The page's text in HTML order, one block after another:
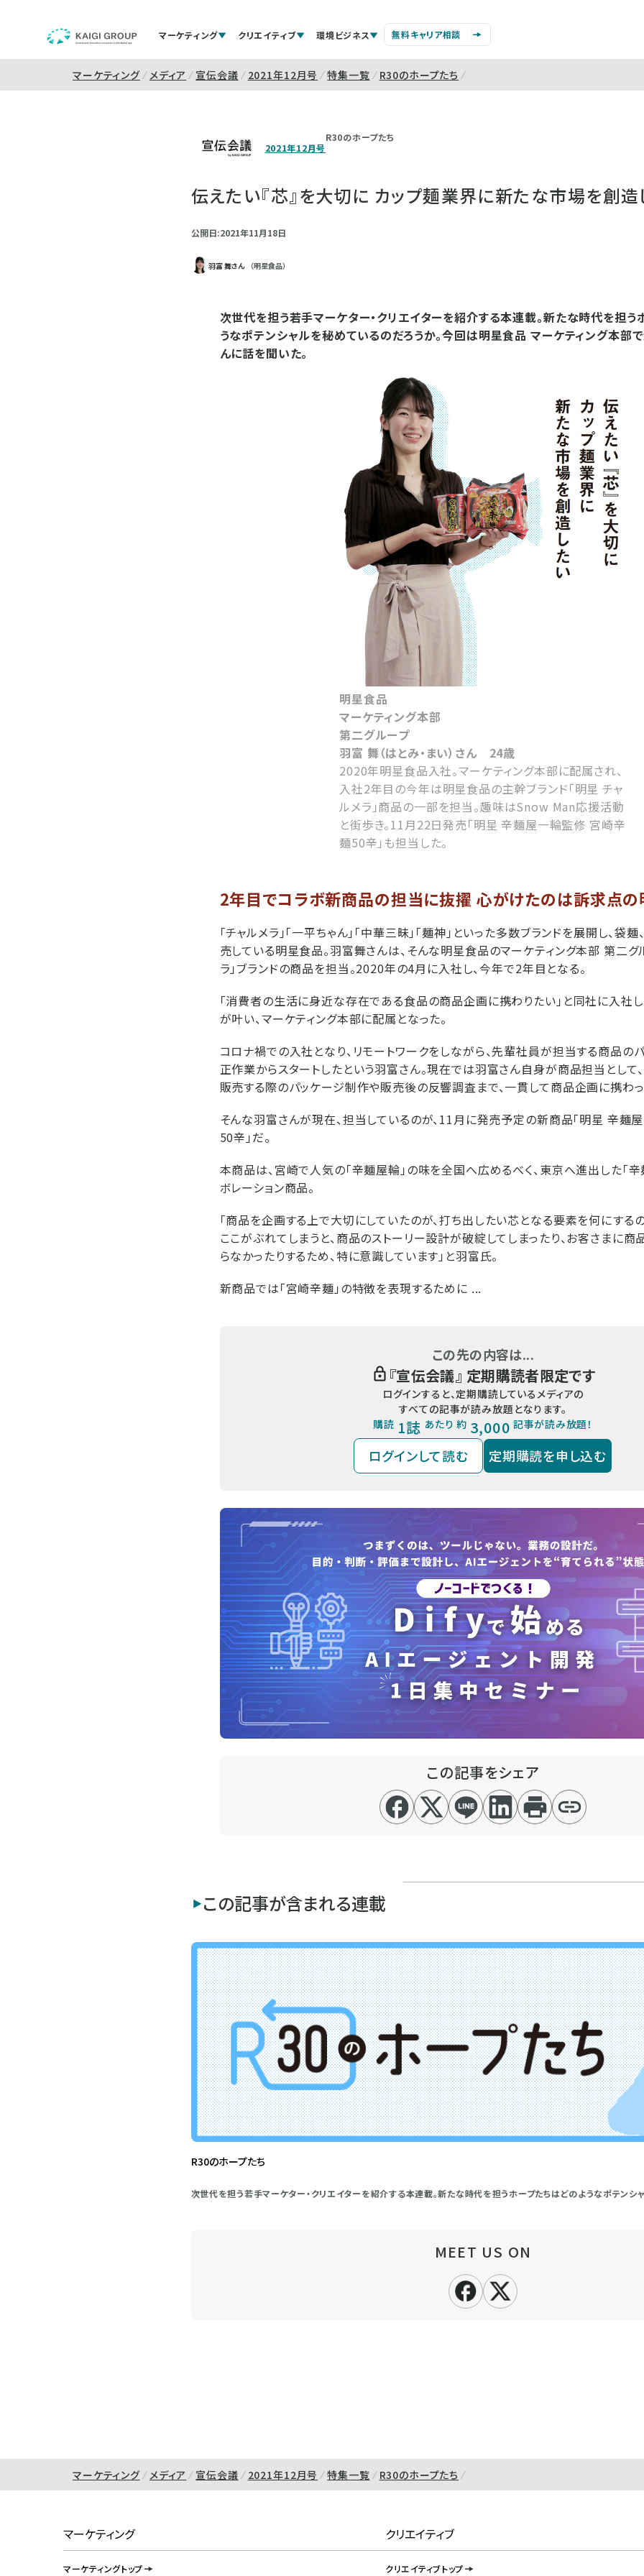
マーケティング クリエイティブ 環境ビジネス 無料キャリア相談
マーケティング メディア 宣伝会議 2021年12月号 特集一覧 R30のホープたち
2021年12月号
R30のホープたち
伝えたい『芯』を大切に カップ麺業界に新たな市場を創造
公開日:2021年11月18日
羽富 舞さん （明星食品）
次世代を担う若手マーケター・クリエイターを紹介する本連載。新たな時代を担う
うなポテンシャルを秘めているのだろうか。今回は明星食品 マーケティング本部
んに話を聞いた。
明星食品
マーケティング本部
第二グループ
羽富 舞（はとみ・まい）さん 24歳
2020年明星食品入社。マーケティング本部に配属され、
入社2年目の今年は明星食品の主幹ブランド「明星 チャ
ルメラ」商品の一部を担当。趣味はSnow Man応援活動
と街歩き。11月22日発売「明星 辛麺屋一輪監修 宮崎辛
麺50辛」も担当した。
2年目でコラボ新商品の担当に抜擢 心がけたのは訴求点の
「チャルメラ」「一平ちゃん」「中華三昧」「麺神」といった多数ブランドを展開し、袋
売している明星食品。羽富舞さんは、そんな明星食品のマーケティング本部 第二グ
ラ」ブランドの商品を担当。2020年の4月に入社し、今年で2年目となる。
「消費者の生活に身近な存在である食品の商品企画に携わりたい」と同社に入社
が叶い、マーケティング本部に配属となった。
コロナ禍での入社となり、リモートワークをしながら、先輩社員が担当する商品の
正作業からスタートしたという羽富さん。現在では羽富さん自身が商品担当として
販売する際のパッケージ制作や販売後の反響調査まで、一貫して商品企画に携わっ
そんな羽富さんが現在、担当しているのが、11月に発売予定の新商品「明星 辛麺
50辛」だ。
本商品は、宮崎で人気の「辛麺屋輪」の味を全国へ広めるべく、東京へ進出した「
ボレーション商品。
「商品を企画する上で大切にしていたのが、打ち出したい芯となる要素を何にするの
ここがぶれてしまうと、商品のストーリー設計が破綻してしまったり、お客さまに商
らなかったりするため、特に意識しています」と羽富氏。
新商品では「宮崎辛麺」の特徴を表現するために ...
この先の内容は...
『宣伝会議』 定期購読者限定です
ログインすると、定期購読しているメディアの
すべての記事が読み放題となります。
購読 1誌 あたり 約 3,000 記事が読み放題！
ログインして読む 定期購読を申し込む
この記事をシェア
この記事が含まれる連載
R30のホープたち
次世代を担う若手マーケター・クリエイターを紹介する本連載。新たな時代を担うホープたちはどのようなポテンシ
MEET US ON
マーケティング メディア 宣伝会議 2021年12月号 特集一覧 R30のホープたち
マーケティング
マーケティングトップ
クリエイティブ
クリエイティブトップ